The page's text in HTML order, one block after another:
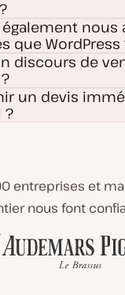
également nous
que WordPress
discours de
un devis
?
entreprises et
nous font